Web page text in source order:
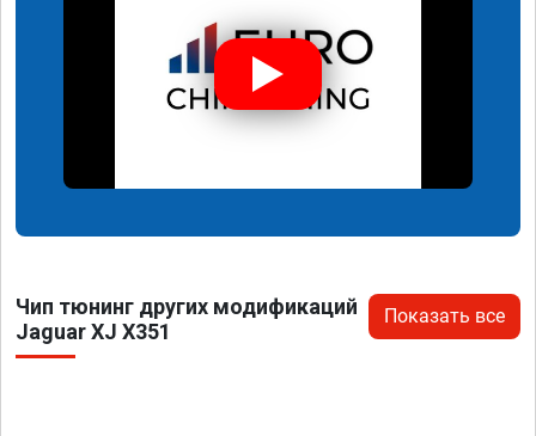
Чип тюнинг других модификаций
Jaguar XJ X351
Показать все